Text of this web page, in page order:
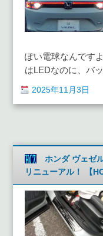
ぽい電球なんです
はLEDなのに、バ
2025年11月3日
ホンダ ヴェゼ
リニューアル！ 【